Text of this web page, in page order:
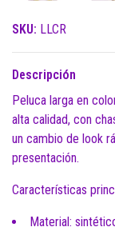
SKU: LLCR
Descripción
Peluca larga en
alta calidad, con
un cambio de look
presentación.
Características
Material: